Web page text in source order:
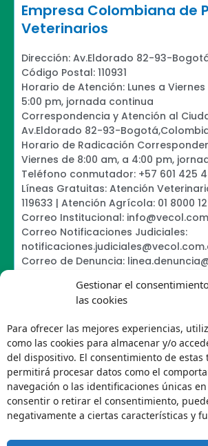
Gestionar el
las cookies
Para ofrecer las mejores experiencias,
como las cookies para almacenar y/o
del dispositivo. El consentimiento de estas
permitirá procesar datos como el
navegación o las identificaciones únicas
consentir o retirar el consentimiento,
negativamente a ciertas características y
Empresa Colombiana de
Veterinarios
Dirección: Av.Eldorado 82-93-
Código Postal: 110931
Horario de Atención: Lunes a
5:00 pm, jornada continua
Correspondencia y Atención al
Av.Eldorado 82-93-
Horario de Radicación
Viernes de 8:00 am, a 4:00 pm,
Teléfono conmutador: +57 601 425
Líneas Gratuitas: Atención
119633 | Atención Agrícola: 01 8000
Correo Institucional:
Correo Notificaciones Judiciales:
Correo de Denuncia:
Política de Términos y Condiciones
Política de Tratamiento de Datos
S.A
Política de Derechos de Autor y Uso
Contenidos
Política Editorial de la Sede
Encuesta de usabilidad